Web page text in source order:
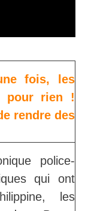
fois, les
pour rien !
rendre des
police-
qui ont
les